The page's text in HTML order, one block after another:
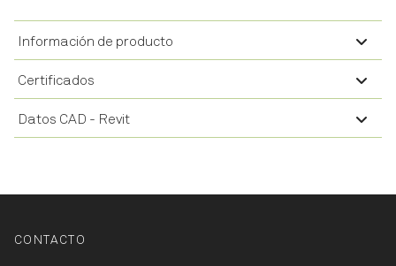
Información de producto
Certificados
Datos CAD - Revit
CONTACTO